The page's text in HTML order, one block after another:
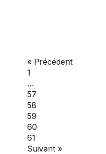
« Précédent
1
…
57
58
59
60
61
Suivant »